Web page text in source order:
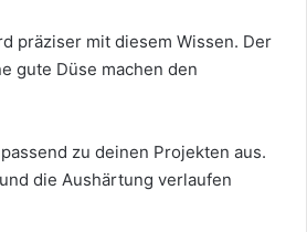
präziser mit diesem Wissen. Der
gute Düse machen den
zu deinen Projekten aus.
die Aushärtung verlaufen